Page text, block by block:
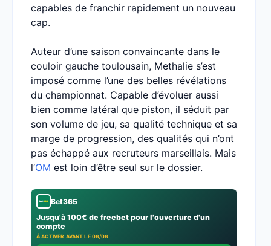
capables de franchir rapidement un nouveau
cap.
Auteur d’une saison convaincante dans le
couloir gauche toulousain, Methalie s’est
imposé comme l’une des belles révélations
du championnat. Capable d’évoluer aussi
bien comme latéral que piston, il séduit par
son volume de jeu, sa qualité technique et sa
marge de progression, des qualités qui n’ont
pas échappé aux recruteurs marseillais. Mais
l’OM est loin d’être seul sur le dossier.
Bet365
Jusqu'à 100€ de freebet pour l'ouverture d'un
compte
À ACTIVER AVANT LE 08/08